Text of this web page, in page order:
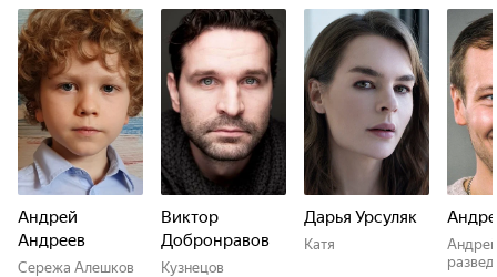
Андрей
Андреев
Сережа Алешков
Виктор
Добронравов
Кузнецов
Дарья Урсуляк
Катя